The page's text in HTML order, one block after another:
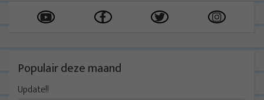
Populair deze maand
Update!!